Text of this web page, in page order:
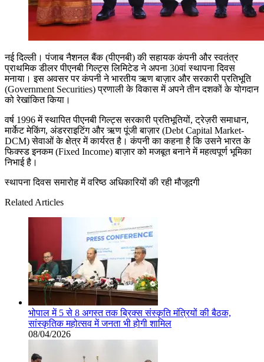
नई दिल्ली। पंजाब नैशनल बैंक (पीएनबी) की सहायक कंपनी और स्वतंत्र
प्राथमिक डीलर पीएनबी गिल्ट्स लिमिटेड ने अपना 30वां स्थापना दिवस
मनाया। इस अवसर पर कंपनी ने भारतीय ऋण बाज़ार और सरकारी प्रतिभूति
(Government Securities) प्रणाली के विकास में अपने तीन दशकों के योगदान
को रेखांकित किया।
वर्ष 1996 में स्थापित पीएनबी गिल्ट्स सरकारी प्रतिभूतियों, ट्रेज़री समाधान,
मार्केट मेकिंग, अंडरराइटिंग और ऋण पूंजी बाज़ार (Debt Capital Market-
DCM) सेवाओं के क्षेत्र में कार्यरत है। कंपनी का कहना है कि उसने भारत के
फिक्स्ड इनकम (Fixed Income) बाज़ार को मजबूत बनाने में महत्वपूर्ण भूमिका
निभाई है।
स्थापना दिवस समारोह में वरिष्ठ अधिकारियों की रही मौजूदगी
Related Articles
भोपाल में 5 से 8 अगस्त तक ब्रिक्स संस्कृति मंत्रियों की बैठक,
सांस्कृतिक महोत्सव में जनता भी होगी शामिल
08/04/2026